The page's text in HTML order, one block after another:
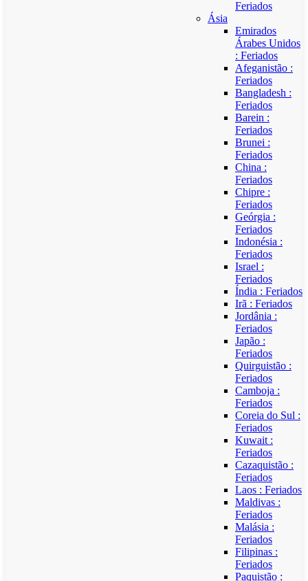
Feriados
Ásia
Emirados
Árabes Unidos
: Feriados
Afeganistão :
Feriados
Bangladesh :
Feriados
Barein :
Feriados
Brunei :
Feriados
China :
Feriados
Chipre :
Feriados
Geórgia :
Feriados
Indonésia :
Feriados
Israel :
Feriados
Índia : Feriados
Irã : Feriados
Jordânia :
Feriados
Japão :
Feriados
Quirguistão :
Feriados
Camboja :
Feriados
Coreia do Sul :
Feriados
Kuwait :
Feriados
Cazaquistão :
Feriados
Laos : Feriados
Maldivas :
Feriados
Malásia :
Feriados
Filipinas :
Feriados
Paquistão :